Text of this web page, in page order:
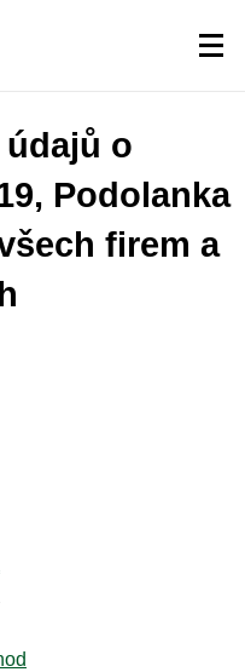
o
Podolanka
firem a